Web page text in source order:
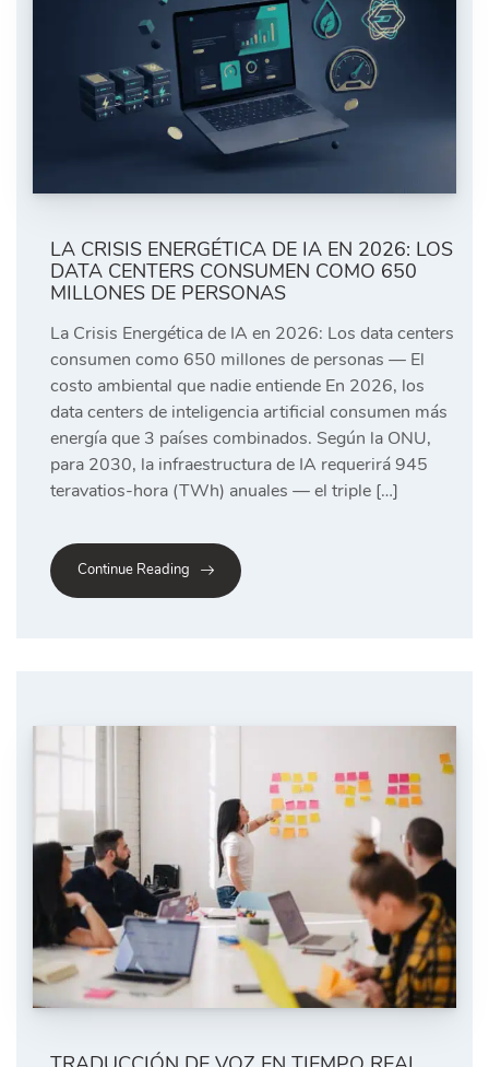
LA CRISIS ENERGÉTICA DE IA EN 2026: LOS
DATA CENTERS CONSUMEN COMO 650
MILLONES DE PERSONAS
La Crisis Energética de IA en 2026: Los data centers
consumen como 650 millones de personas — El
costo ambiental que nadie entiende En 2026, los
data centers de inteligencia artificial consumen más
energía que 3 países combinados. Según la ONU,
para 2030, la infraestructura de IA requerirá 945
teravatios-hora (TWh) anuales — el triple […]
Continue Reading